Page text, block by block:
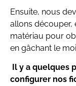
Ensuite, nous
allons découper,
matériau pour
en gâchant le
Il y a quelques
configurer nos